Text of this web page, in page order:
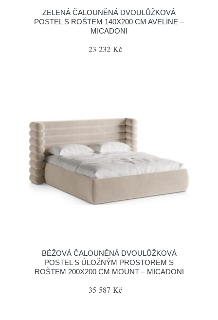
ZELENÁ ČALOUNĚNÁ DVOULŮŽKOVÁ
POSTEL S ROŠTEM 140X200 CM AVELINE –
MICADONI
23 232 Kč
BÉŽOVÁ ČALOUNĚNÁ DVOULŮŽKOVÁ
POSTEL S ÚLOŽNÝM PROSTOREM S
ROŠTEM 200X200 CM MOUNT – MICADONI
35 587 Kč